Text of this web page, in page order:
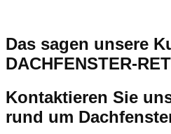
Das sagen unsere
DACHFENSTER-
Kontaktieren Sie
rund um